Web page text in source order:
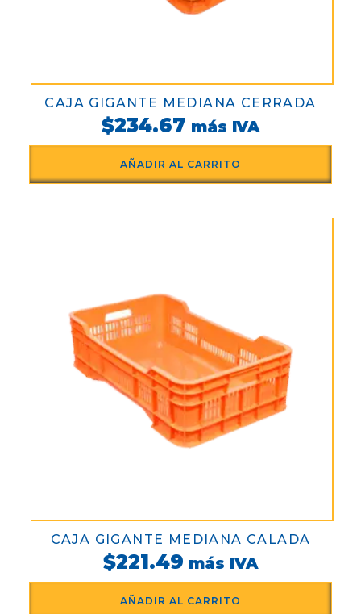
CAJA GIGANTE MEDIANA CERRADA
$234.67 más IVA
AÑADIR AL CARRITO
CAJA GIGANTE MEDIANA CALADA
$221.49 más IVA
AÑADIR AL CARRITO